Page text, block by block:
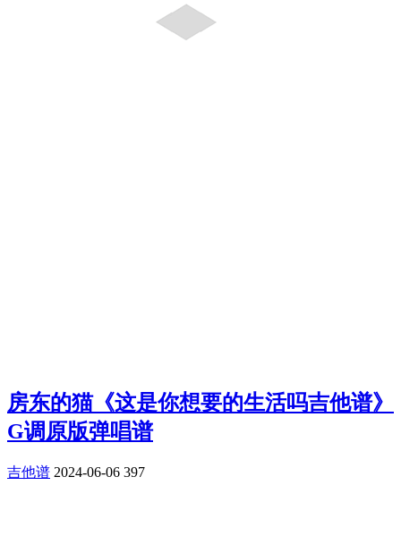
房东的猫《这是你想要的生活吗吉他谱》
G调原版弹唱谱
吉他谱 2024-06-06 397